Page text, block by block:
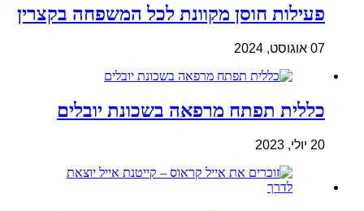
פעילות חוסן מקוונת לכל המשפחה בקצרין
07 אוגוסט, 2024
כללית תפתח מרפאה בשכונת יובלים
20 יולי, 2023